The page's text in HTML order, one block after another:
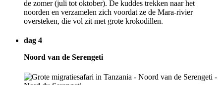
de zomer (juli tot oktober). De kuddes trekken naar het
noorden en verzamelen zich voordat ze de Mara-rivier
oversteken, die vol zit met grote krokodillen.
dag 4
Noord van de Serengeti